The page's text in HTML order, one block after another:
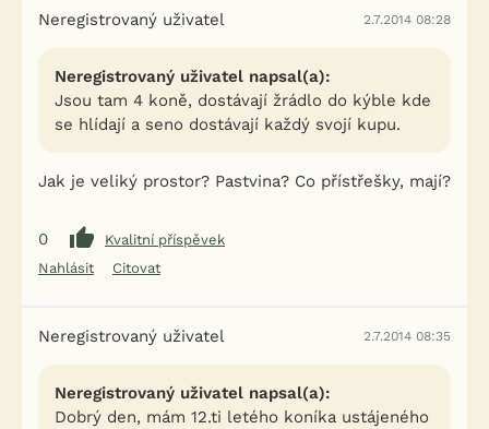
Neregistrovaný uživatel 2.7.2014 08:28
Neregistrovaný uživatel napsal(a):
Jsou tam 4 koně, dostávají žrádlo do kýble kde
se hlídají a seno dostávají každý svojí kupu.
Jak je veliký prostor? Pastvina? Co přístřešky, mají?
0
Kvalitní příspěvek
Nahlásit
Citovat
Neregistrovaný uživatel 2.7.2014 08:35
Neregistrovaný uživatel napsal(a):
Dobrý den, mám 12.ti letého koníka ustájeného